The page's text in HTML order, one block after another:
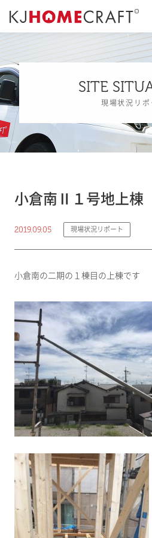
SITE
現場状況リポ
小倉南Ⅱ１号地上棟
2019.09.05 現場状況リポート
小倉南の二期の１棟目の上棟です